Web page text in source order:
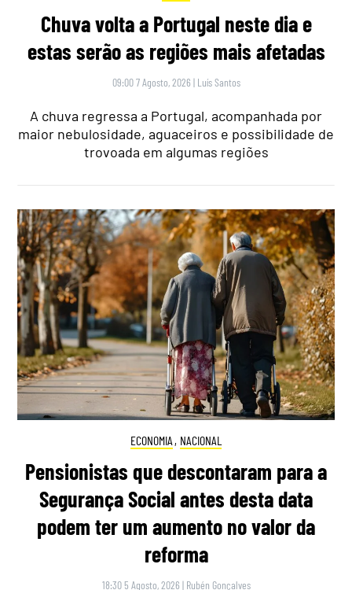
Chuva volta a Portugal neste dia e
estas serão as regiões mais afetadas
09:00 7 Agosto, 2026 | Luís Santos
A chuva regressa a Portugal, acompanhada por
maior nebulosidade, aguaceiros e possibilidade de
trovoada em algumas regiões
ECONOMIA , NACIONAL
Pensionistas que descontaram para a
Segurança Social antes desta data
podem ter um aumento no valor da
reforma
18:30 5 Agosto, 2026 | Rubén Gonçalves